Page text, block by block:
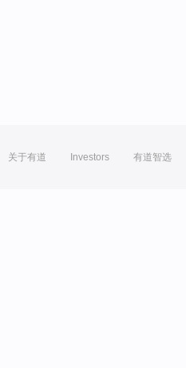
关于有道 Investors 有道智选